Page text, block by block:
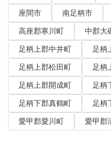
座間市
南足柄市
高座郡寒川町
中郡大
足柄上郡中井町
足柄
足柄上郡松田町
足柄
足柄上郡開成町
足柄
足柄下郡真鶴町
足柄
愛甲郡愛川町
愛甲郡